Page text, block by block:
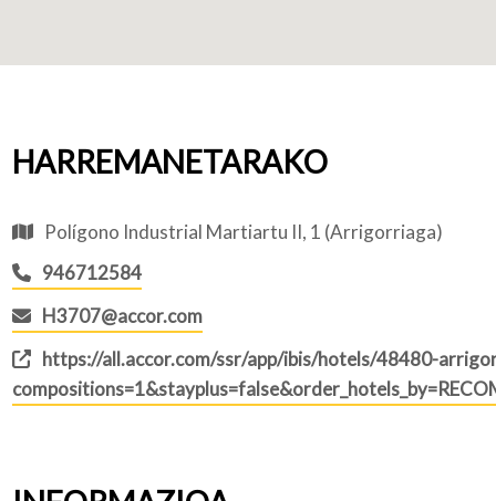
HARREMANETARAKO
Polígono Industrial Martiartu II, 1 (Arrigorriaga)
946712584
H3707@accor.com
https://all.accor.com/ssr/app/ibis/hotels/48480-